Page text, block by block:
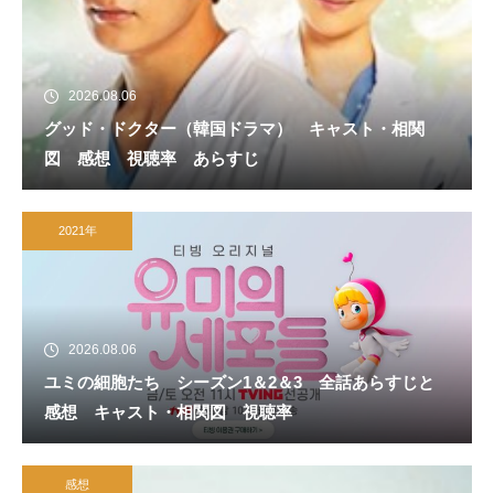
2026.08.06
グッド・ドクター（韓国ドラマ） キャスト・相関
図 感想 視聴率 あらすじ
2021年
2026.08.06
ユミの細胞たち シーズン1＆2＆3 全話あらすじと
感想 キャスト・相関図 視聴率
感想